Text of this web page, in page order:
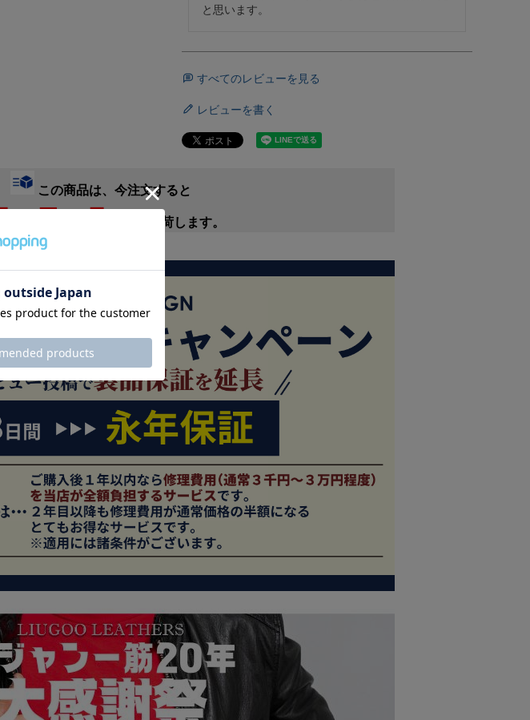
すべてのレビューを見る
レビューを書く